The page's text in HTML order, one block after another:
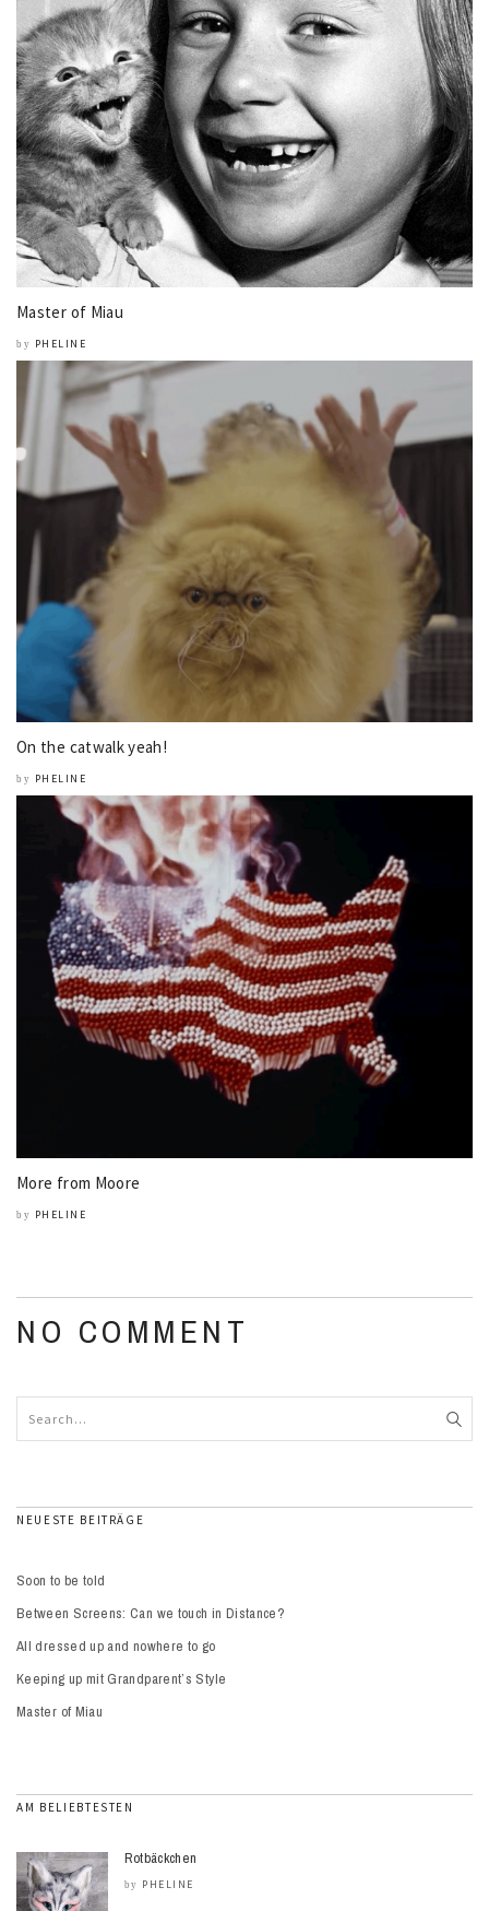
Master of Miau
by PHELINE
On the catwalk yeah!
by PHELINE
More from Moore
by PHELINE
NO COMMENT
NEUESTE BEITRÄGE
Soon to be told
Between Screens: Can we touch in Distance?
All dressed up and nowhere to go
Keeping up mit Grandparent’s Style
Master of Miau
AM BELIEBTESTEN
Rotbäckchen
by PHELINE